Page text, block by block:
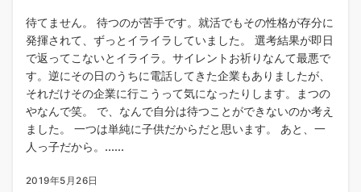
待てません。 待つのが苦手です。就活でもその性格が存分に
発揮されて、ずっとイライラしていました。 選考結果が即日
で返ってこないとイライラ。サイレントお祈りなんて最悪で
す。逆にその日のうちに電話してきた企業もありましたが、
それだけその企業に行こうって気になったりします。まつの
やなんで笑。 で、なんで自分は待つことができないのか考え
ました。 一つは単純に子供だからだと思います。 あと、一
人っ子だから。......
2019年5月26日